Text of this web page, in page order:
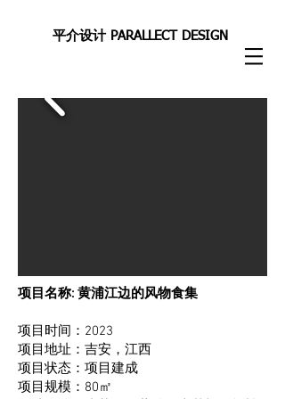
平介设计 PARALLECT DESIGN
项目名称: 黄浦江边的风物食集
项目时间：2023
项目地址：吉安，江西
项目状态：项目建成
项目规模：80㎡